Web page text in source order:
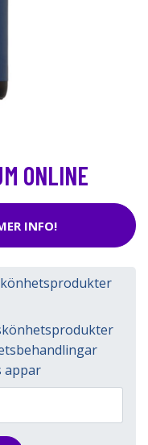
ONLINE
INFO!
appar